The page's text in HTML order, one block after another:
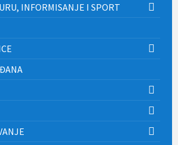
INFORMISANJE I SPORT